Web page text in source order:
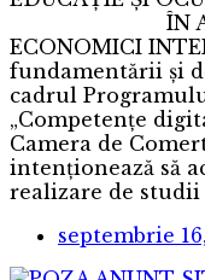
ÎN
ECONOMICI
fundamentării și
cadrul
„Competențe
Camera de
intenționează să
realizare de studii
septembrie